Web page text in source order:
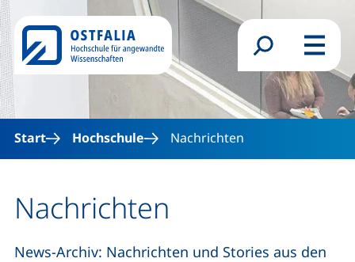
Direkt zum Inhalt
Suchformular
Menü
Start Hochschule Nachrichten
Nachrichten
News-Archiv: Nachrichten und Stories aus den